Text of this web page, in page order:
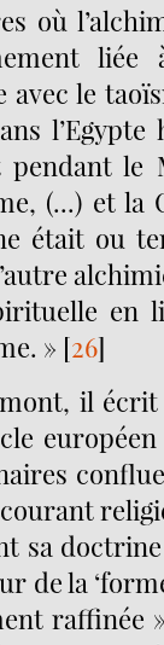
où
liée
avec le
l’Egypte
pendant le
(...) et la
était ou
en
» [26]
il
sa
de la
raffinée